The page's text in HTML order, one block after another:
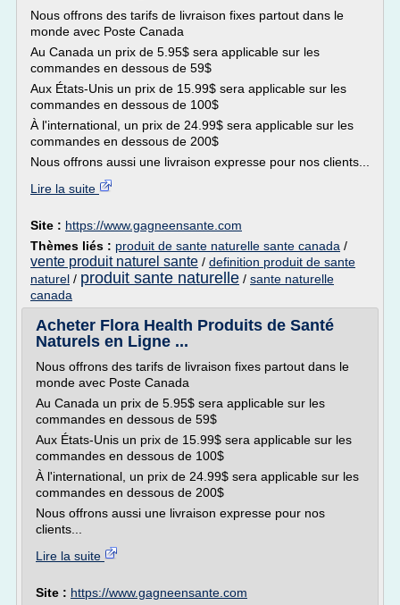
Nous offrons des tarifs de livraison fixes partout dans le
monde avec Poste Canada
Au Canada un prix de 5.95$ sera applicable sur les
commandes en dessous de 59$
Aux États-Unis un prix de 15.99$ sera applicable sur les
commandes en dessous de 100$
À l'international, un prix de 24.99$ sera applicable sur les
commandes en dessous de 200$
Nous offrons aussi une livraison expresse pour nos clients...
Lire la suite
Site : https://www.gagneensante.com
Thèmes liés : produit de sante naturelle sante canada /
vente produit naturel sante / definition produit de sante
naturel / produit sante naturelle / sante naturelle
canada
Acheter Flora Health Produits de Santé
Naturels en Ligne ...
Nous offrons des tarifs de livraison fixes partout dans le
monde avec Poste Canada
Au Canada un prix de 5.95$ sera applicable sur les
commandes en dessous de 59$
Aux États-Unis un prix de 15.99$ sera applicable sur les
commandes en dessous de 100$
À l'international, un prix de 24.99$ sera applicable sur les
commandes en dessous de 200$
Nous offrons aussi une livraison expresse pour nos
clients...
Lire la suite
Site : https://www.gagneensante.com